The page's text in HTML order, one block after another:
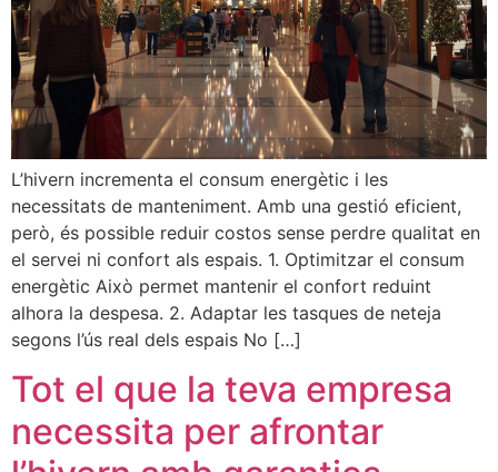
L’hivern incrementa el consum energètic i les
necessitats de manteniment. Amb una gestió eficient,
però, és possible reduir costos sense perdre qualitat en
el servei ni confort als espais. 1. Optimitzar el consum
energètic Això permet mantenir el confort reduint
alhora la despesa. 2. Adaptar les tasques de neteja
segons l’ús real dels espais No […]
Tot el que la teva empresa
necessita per afrontar